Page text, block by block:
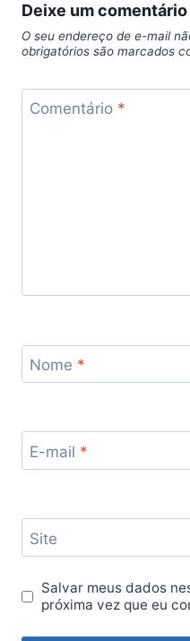
Deixe um comentário
O seu endereço de e-mail
obrigatórios são marcados
Comentário *
Nome *
E-mail *
Site
Salvar meus dados
próxima vez que eu